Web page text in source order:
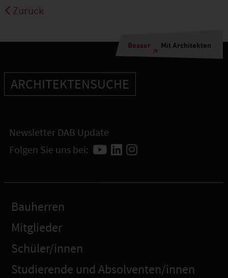
Zurück
Besser Mit Architekten
ARCHITEKTENSUCHE
Newsletter DAB Update
Folgen Sie uns bei:
Bauherren
Mitglieder
Schüler/innen
Studierende und Absolventen/innen